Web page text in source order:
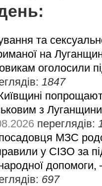
та
на
оголосили
1847
з
переглядів:
МЗС
у СІЗО за
допомоги,
697